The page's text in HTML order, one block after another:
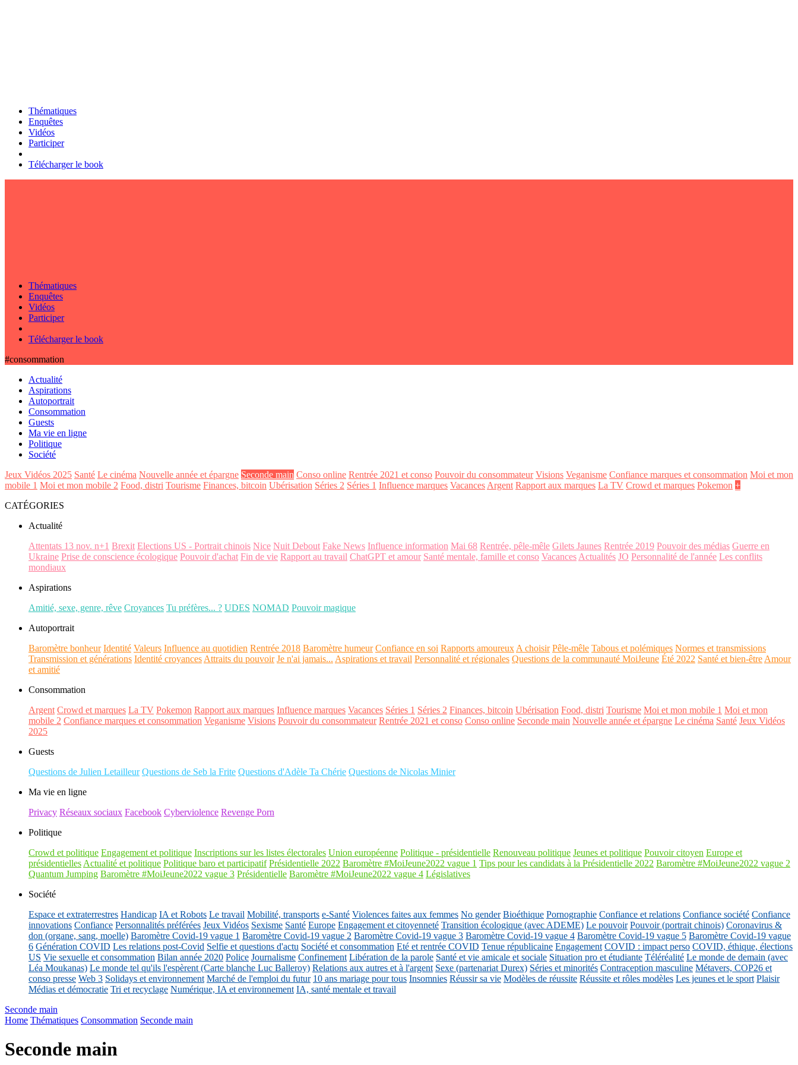
Thématiques
Enquêtes
Vidéos
Participer
Télécharger le book
Thématiques
Enquêtes
Vidéos
Participer
Télécharger le book
#consommation
Actualité
Aspirations
Autoportrait
Consommation
Guests
Ma vie en ligne
Politique
Société
Jeux Vidéos 2025 Santé Le cinéma Nouvelle année et épargne Seconde main Conso online Rentrée 2021 et conso Pouvoir du consommateur Visions Veganisme Confiance marques et consommation Moi et mon
mobile 1 Moi et mon mobile 2 Food, distri Tourisme Finances, bitcoin Ubérisation Séries 2 Séries 1 Influence marques Vacances Argent Rapport aux marques La TV Crowd et marques Pokemon +
CATÉGORIES
Actualité
Attentats 13 nov. n+1 Brexit Elections US - Portrait chinois Nice Nuit Debout Fake News Influence information Mai 68 Rentrée, pêle-mêle Gilets Jaunes Rentrée 2019 Pouvoir des médias Guerre en
Ukraine Prise de conscience écologique Pouvoir d'achat Fin de vie Rapport au travail ChatGPT et amour Santé mentale, famille et conso Vacances Actualités JO Personnalité de l'année Les conflits
mondiaux
Aspirations
Amitié, sexe, genre, rêve Croyances Tu préfères... ? UDES NOMAD Pouvoir magique
Autoportrait
Baromètre bonheur Identité Valeurs Influence au quotidien Rentrée 2018 Baromètre humeur Confiance en soi Rapports amoureux A choisir Pêle-mêle Tabous et polémiques Normes et transmissions
Transmission et générations Identité croyances Attraits du pouvoir Je n'ai jamais... Aspirations et travail Personnalité et régionales Questions de la communauté MoiJeune Été 2022 Santé et bien-être Amour
et amitié
Consommation
Argent Crowd et marques La TV Pokemon Rapport aux marques Influence marques Vacances Séries 1 Séries 2 Finances, bitcoin Ubérisation Food, distri Tourisme Moi et mon mobile 1 Moi et mon
mobile 2 Confiance marques et consommation Veganisme Visions Pouvoir du consommateur Rentrée 2021 et conso Conso online Seconde main Nouvelle année et épargne Le cinéma Santé Jeux Vidéos
2025
Guests
Questions de Julien Letailleur Questions de Seb la Frite Questions d'Adèle Ta Chérie Questions de Nicolas Minier
Ma vie en ligne
Privacy Réseaux sociaux Facebook Cyberviolence Revenge Porn
Politique
Crowd et politique Engagement et politique Inscriptions sur les listes électorales Union européenne Politique - présidentielle Renouveau politique Jeunes et politique Pouvoir citoyen Europe et
présidentielles Actualité et politique Politique baro et participatif Présidentielle 2022 Baromètre #MoiJeune2022 vague 1 Tips pour les candidats à la Présidentielle 2022 Baromètre #MoiJeune2022 vague 2
Quantum Jumping Baromètre #MoiJeune2022 vague 3 Présidentielle Baromètre #MoiJeune2022 vague 4 Législatives
Société
Espace et extraterrestres Handicap IA et Robots Le travail Mobilité, transports e-Santé Violences faites aux femmes No gender Bioéthique Pornographie Confiance et relations Confiance société Confiance
innovations Confiance Personnalités préférées Jeux Vidéos Sexisme Santé Europe Engagement et citoyenneté Transition écologique (avec ADEME) Le pouvoir Pouvoir (portrait chinois) Coronavirus &
don (organe, sang, moelle) Baromètre Covid-19 vague 1 Baromètre Covid-19 vague 2 Baromètre Covid-19 vague 3 Baromètre Covid-19 vague 4 Baromètre Covid-19 vague 5 Baromètre Covid-19 vague
6 Génération COVID Les relations post-Covid Selfie et questions d'actu Société et consommation Eté et rentrée COVID Tenue républicaine Engagement COVID : impact perso COVID, éthique, élections
US Vie sexuelle et consommation Bilan année 2020 Police Journalisme Confinement Libération de la parole Santé et vie amicale et sociale Situation pro et étudiante Téléréalité Le monde de demain (avec
Léa Moukanas) Le monde tel qu'ils l'espèrent (Carte blanche Luc Balleroy) Relations aux autres et à l'argent Sexe (partenariat Durex) Séries et minorités Contraception masculine Métavers, COP26 et
conso presse Web 3 Solidays et environnement Marché de l'emploi du futur 10 ans mariage pour tous Insomnies Réussir sa vie Modèles de réussite Réussite et rôles modèles Les jeunes et le sport Plaisir
Médias et démocratie Tri et recyclage Numérique, IA et environnement IA, santé mentale et travail
Seconde main
Home Thématiques Consommation Seconde main
Seconde main